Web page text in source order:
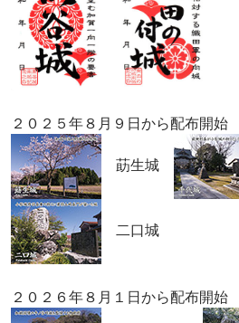
２０２５年８月９日から配布開始
莇生城
二口城
２０２６年８月１日から配布開始